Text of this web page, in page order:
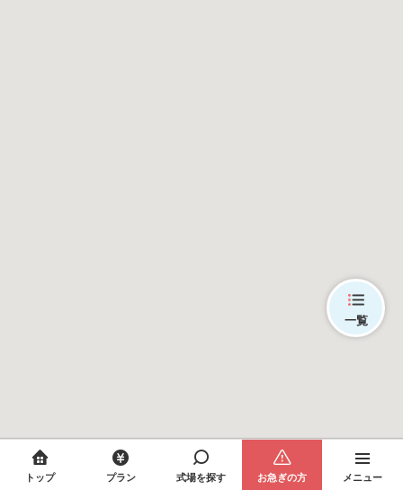
一覧
トップ プラン 式場を探す お急ぎの方 メニュー